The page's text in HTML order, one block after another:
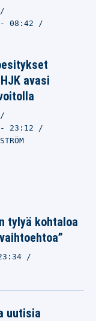
- 08:42
avasi
- 23:12
tylyä kohtaloa
uutisia